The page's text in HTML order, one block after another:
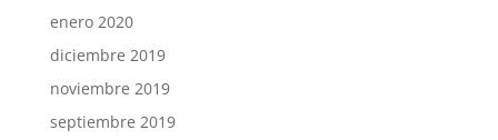
enero 2020
diciembre 2019
noviembre 2019
septiembre 2019